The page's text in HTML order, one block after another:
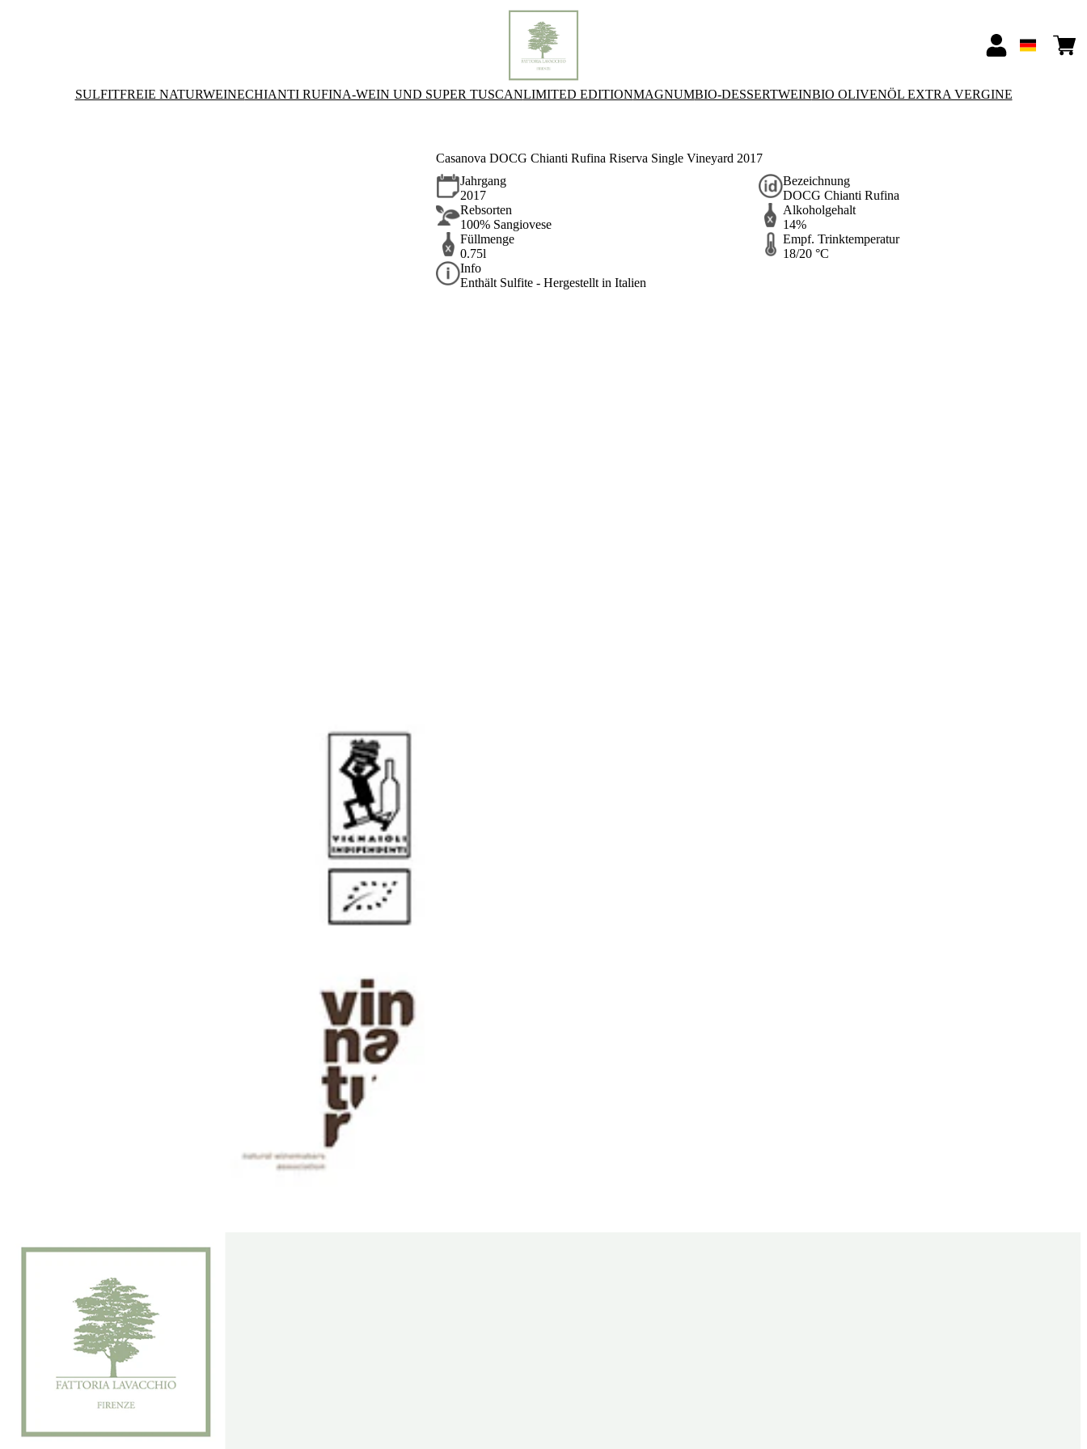
SULFITFREIE NATURWEINECHIANTI RUFINA-WEIN UND SUPER TUSCANLIMITED EDITIONMAGNUMBIO-DESSERTWEINBIO OLIVENÖL EXTRA VERGINE
Casanova DOCG Chianti Rufina Riserva Single Vineyard 2017
Jahrgang
2017
Bezeichnung
DOCG Chianti Rufina
Rebsorten
100% Sangiovese
Alkoholgehalt
14%
Füllmenge
0.75l
Empf. Trinktemperatur
18/20 °C
Info
Enthält Sulfite - Hergestellt in Italien